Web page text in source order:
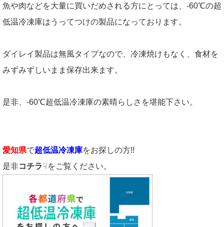
魚や肉などを大量に買いだめされる方にとっては、-60℃の超
低温冷凍庫はうってつけの製品になっております。
ダイレイ製品は無風タイプなので、冷凍焼けもなく、食材を
みずみずしいまま保存出来ます。
是非、-60℃超低温冷凍庫の素晴らしさを堪能下さい。
愛知県で超低温冷凍庫をお探しの方!!
是非コチラ☟をご覧ください。